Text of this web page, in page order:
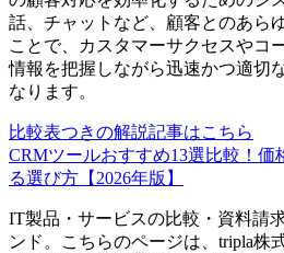
話、チャットなど、顧客とのあら
ことで、カスタマーサクセスやコ
情報を把握しながら迅速かつ適切
なります。
比較表つきの解説記事はこちら
CRMツールおすすめ13選比較！価
る選び方【2026年版】
IT製品・サービスの比較・資料請
ンド。こちらのページは、 tripla株